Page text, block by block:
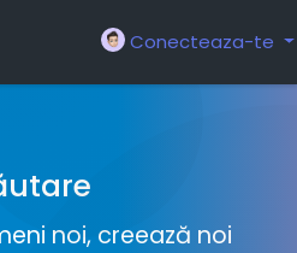
Conecteaza-te
noi, creează noi